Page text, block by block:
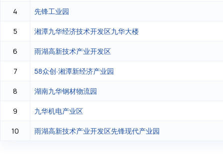
4 先锋工业园
5 湘潭九华经济技术开发区九华大楼
6 雨湖高新技术产业开发区
7 58众创·湘潭新经济产业园
8 湖南九华钢材物流园
9 九华机电产业区
10 雨湖高新技术产业开发区先锋现代产业园